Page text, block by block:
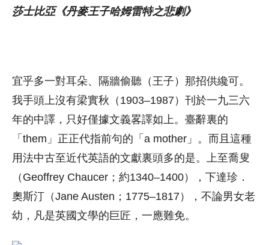
莎士比亞《丹麥王子哈姆雷特之悲劇》
宜乎多一對耳朵、隔牆偷聽（王子）那招供纔可。
我手頭上沒有梁實秋（1903–1987）刊於一九三六
年的中譯，只好僅據文義畧譯如上。臺辭裏的
「them」正正代指前句的「a mother」。而且這種
用法中古至近代英語的文獻裏頭多的是。上至喬叟
（Geoffrey Chaucer；約1340–1400），下達珍．
奧斯汀（Jane Austen；1775–1817），不論男女老
幼，凡是英國文學的巨匠，一應難免。